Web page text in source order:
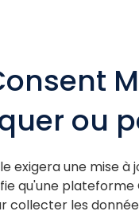
ou
exigera une mise à
qu'une
collecter les